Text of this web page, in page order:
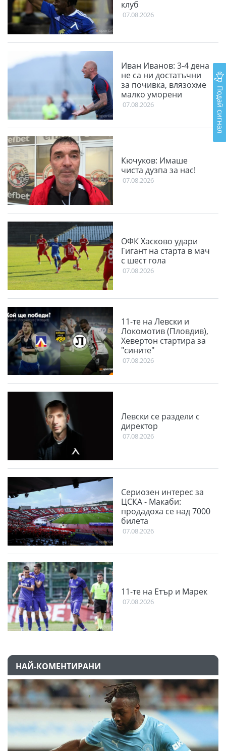
клуб
07.08.2026
Иван Иванов: 3-4 дена
не са ни достатъчни
за почивка, влязохме
малко уморени
07.08.2026
Кючуков: Имаше
чиста дузпа за нас!
07.08.2026
ОФК Хасково удари
Гигант на старта в мач
с шест гола
07.08.2026
11-те на Левски и
Локомотив (Пловдив),
Хевертон стартира за
"сините"
07.08.2026
Левски се раздели с
директор
07.08.2026
Сериозен интерес за
ЦСКА - Макаби:
продадоха се над 7000
билета
07.08.2026
11-те на Етър и Марек
07.08.2026
НАЙ-КОМЕНТИРАНИ
Подай сигнал